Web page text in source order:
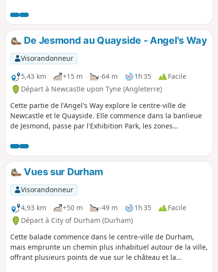
lotissements d'après-guerre pour arriver dans l'une des
plus anciennes rues de Durham et se termine par les ruines
d'une chapelle du XIIIe siècle.
De Jesmond au Quayside - Angel's Way
Visorandonneur
5,43 km
+15 m -64 m 1h 35
Facile
Départ à Newcastle upon Tyne (Angleterre)
Cette partie de l'Angel's Way explore le centre-ville de
Newcastle et le Quayside. Elle commence dans la banlieue
de Jesmond, passe par l'Exhibition Park, les zones
importantes, St Thomas, St Mary et St Nicholas, le château
de Newcastle et le donjon, avant de descendre une rue
ancienne, Side, jusqu'au Quayside et de se terminer au
Millennium Bridge.
Vues sur Durham
Visorandonneur
4,93 km
+50 m -49 m 1h 35
Facile
Départ à City of Durham (Durham)
Cette balade commence dans le centre-ville de Durham,
mais emprunte un chemin plus inhabituel autour de la ville,
offrant plusieurs points de vue sur le château et la